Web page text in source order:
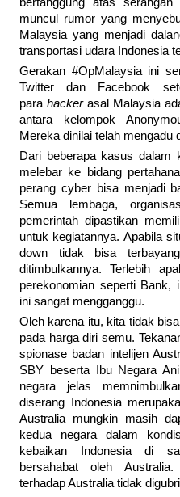
bertanggung atas
muncul rumor yang
Malaysia yang menjadi
transportasi udara Indonesia
Gerakan #OpMalaysia ini
Twitter dan Facebook
para hackerasal Malaysia
antara kelompok
Mereka dinilai telah mengadu
Dari beberapa kasus dalam
melebar ke bidang
perang cyber bisa menjadi
Semua lembaga,
pemerintah dipastikan
untuk kegiatannya. Apabila
down tidak bisa
ditimbulkannya. Terlebih
perekonomian seperti Bank,
ini sangat mengganggu.
Oleh karena itu, kita tidak
pada harga diri semu.
spionase badan intelijen
SBY beserta Ibu Negara
negara jelas
diserang Indonesia
Australia mungkin masih
kedua negara dalam
kebaikan Indonesia di
bersahabat oleh
terhadap Australia tidak